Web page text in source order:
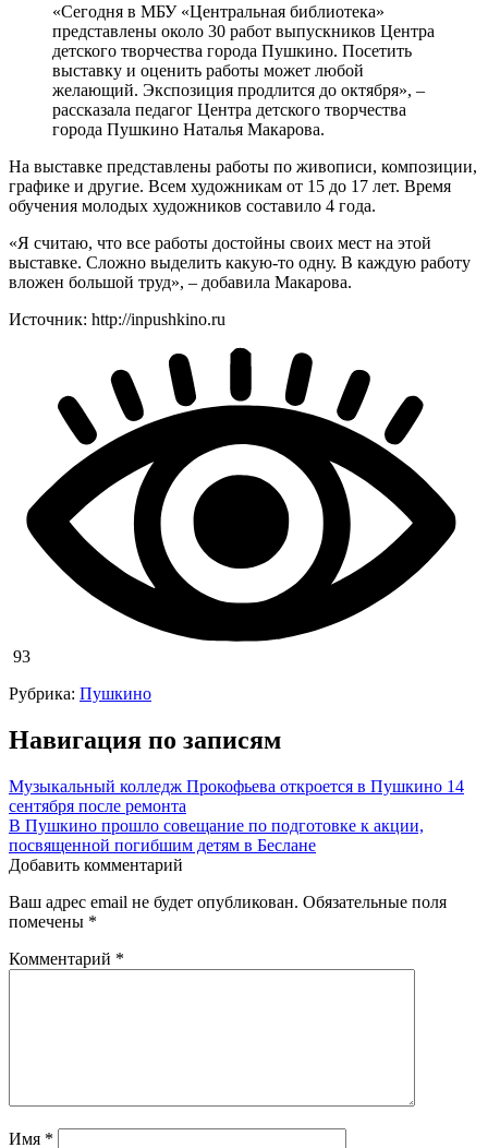
«Сегодня в МБУ «Центральная библиотека»
представлены около 30 работ выпускников Центра
детского творчества города Пушкино. Посетить
выставку и оценить работы может любой
желающий. Экспозиция продлится до октября», –
рассказала педагог Центра детского творчества
города Пушкино Наталья Макарова.
На выставке представлены работы по живописи, композиции,
графике и другие. Всем художникам от 15 до 17 лет. Время
обучения молодых художников составило 4 года.
«Я считаю, что все работы достойны своих мест на этой
выставке. Сложно выделить какую-то одну. В каждую работу
вложен большой труд», – добавила Макарова.
Источник: http://inpushkino.ru
93
Рубрика: Пушкино
Навигация по записям
Музыкальный колледж Прокофьева откроется в Пушкино 14
сентября после ремонта
В Пушкино прошло совещание по подготовке к акции,
посвященной погибшим детям в Беслане
Добавить комментарий
Ваш адрес email не будет опубликован. Обязательные поля
помечены *
Комментарий *
Имя *